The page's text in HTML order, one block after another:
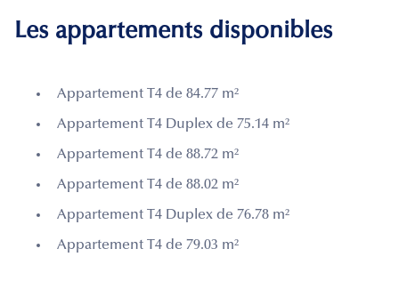
Les appartements disponibles
Appartement T4 de 84.77 m²
Appartement T4 Duplex de 75.14 m²
Appartement T4 de 88.72 m²
Appartement T4 de 88.02 m²
Appartement T4 Duplex de 76.78 m²
Appartement T4 de 79.03 m²